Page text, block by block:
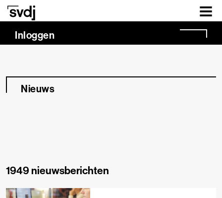
Naar hoofdinhoud
Inloggen
Nieuws
1949 nieuwsberichten